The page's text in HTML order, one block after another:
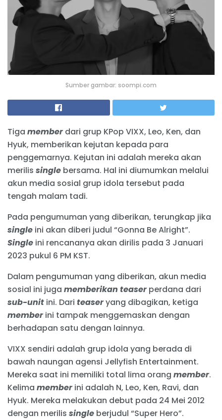
Sumber gambar: soompi.com
Tiga memberdari grup KPop VIXX, Leo, Ken, dan
Hyuk, memberikan kejutan kepada para
penggemarnya. Kejutan ini adalah mereka akan
merilis single bersama. Hal ini diumumkan melalui
akun media sosial grup idola tersebut pada
tengah malam tadi.
Pada pengumuman yang diberikan, terungkap jika
single ini akan diberi judul “Gonna Be Alright”.
Single ini rencananya akan dirilis pada 3 Januari
2023 pukul 6 PM KST.
Dalam pengumuman yang diberikan, akun media
sosial ini juga memberikan teaserperdana dari
sub-unit ini. Dari teaseryang dibagikan, ketiga
memberini tampak menggemaskan dengan
berhadapan satu dengan lainnya.
VIXX sendiri adalah grup idola yang berada di
bawah naungan agensi Jellyfish Entertainment.
Mereka saat ini memiliki total lima orang member.
Kelima memberini adalah N, Leo, Ken, Ravi, dan
Hyuk. Mereka melakukan debut pada 24 Mei 2012
dengan merilis single berjudul “Super Hero”.